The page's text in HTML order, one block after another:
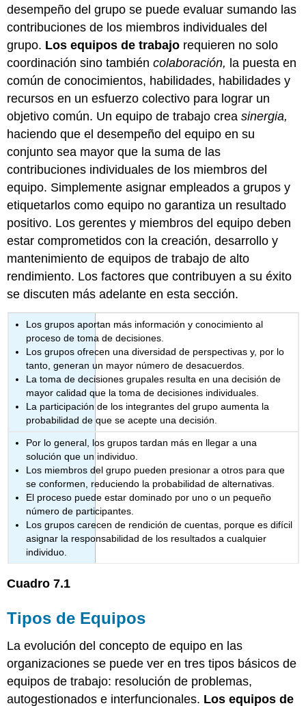
desempeño del grupo se puede evaluar sumando las
contribuciones de los miembros individuales del
grupo. Los equipos de trabajo requieren no solo
coordinación sino tambiéncolaboración, la puesta en
común de conocimientos, habilidades, habilidades y
recursos en un esfuerzo colectivo para lograr un
objetivo común. Un equipo de trabajo creasinergia,
haciendo que el desempeño del equipo en su
conjunto sea mayor que la suma de las
contribuciones individuales de los miembros del
equipo. Simplemente asignar empleados a grupos y
etiquetarlos como equipo no garantiza un resultado
positivo. Los gerentes y miembros del equipo deben
estar comprometidos con la creación, desarrollo y
mantenimiento de equipos de trabajo de alto
rendimiento. Los factores que contribuyen a su éxito
se discuten más adelante en esta sección.
Los grupos aportan más información y conocimiento al
proceso de toma de decisiones.
Los grupos ofrecen una diversidad de perspectivas y, por lo
tanto, generan un mayor número de desacuerdos.
La toma de decisiones grupales resulta en una decisión de
mayor calidad que la toma de decisiones individuales.
La participación de los integrantes del grupo aumenta la
probabilidad de que se acepte una decisión.
Por lo general, los grupos tardan más en llegar a una
solución que un individuo.
Los miembros del grupo pueden presionar a otros para que
se conformen, reduciendo la probabilidad de alternativas.
El proceso puede estar dominado por uno o un pequeño
número de participantes.
Los grupos carecen de rendición de cuentas, porque es difícil
asignar la responsabilidad de los resultados a cualquier
individuo.
Cuadro 7.1
Tipos de Equipos
La evolución del concepto de equipo en las
organizaciones se puede ver en tres tipos básicos de
equipos de trabajo: resolución de problemas,
autogestionados e interfuncionales. Los equipos de